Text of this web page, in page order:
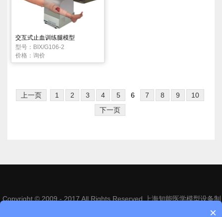
交互式止血训练腿模型
型号：BIX/G106-2
价格：询价
上一页 1 2 3 4 5 6 7 8 9
10
下一页
Copyright © 2009 - 2017 All Rights Reserved 上海知能医学模型设备制
×